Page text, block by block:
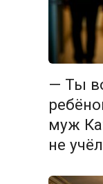
— Ты
муж
не